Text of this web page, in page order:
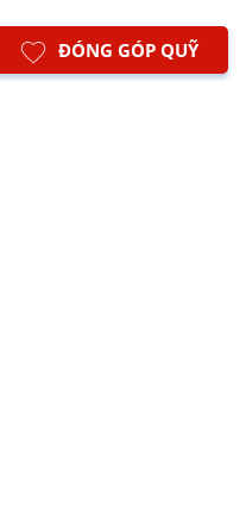
ĐÓNG GÓP QUỸ